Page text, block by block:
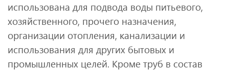
использована для подвода воды питьевого,
хозяйственного, прочего назначения,
организации отопления, канализации и
использования для других бытовых и
промышленных целей. Кроме труб в состав